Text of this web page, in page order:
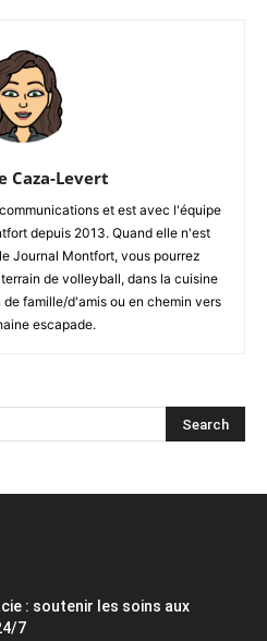
Caza-Levert
et est avec l'équipe
depuis 2013. Quand elle n'est
Journal Montfort, vous pourrez
de volleyball, dans la cuisine
famille/d'amis ou en chemin vers
escapade.
: soutenir les soins aux
7